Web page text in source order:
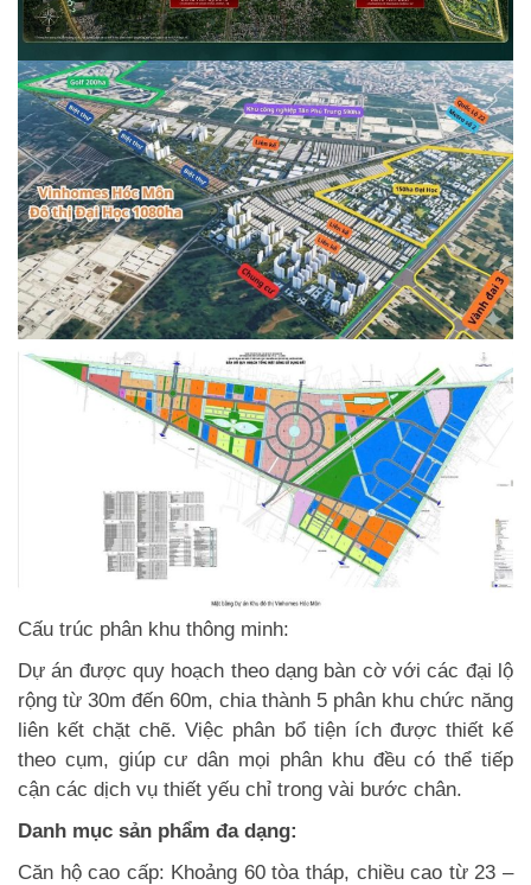
Cấu trúc phân khu thông minh:
Dự án được quy hoạch theo dạng bàn cờ với các đại lộ
rộng từ 30m đến 60m, chia thành 5 phân khu chức năng
liên kết chặt chẽ. Việc phân bổ tiện ích được thiết kế
theo cụm, giúp cư dân mọi phân khu đều có thể tiếp
cận các dịch vụ thiết yếu chỉ trong vài bước chân.
Danh mục sản phẩm đa dạng:
Căn hộ cao cấp: Khoảng 60 tòa tháp, chiều cao từ 23 –